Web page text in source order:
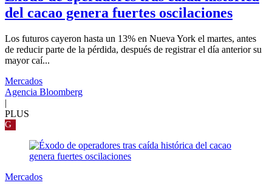
del cacao genera fuertes oscilaciones
Los futuros cayeron hasta un 13% en Nueva York el martes, antes
de reducir parte de la pérdida, después de registrar el día anterior su
mayor caí...
Mercados
Agencia Bloomberg
|
PLUS
G
Mercados